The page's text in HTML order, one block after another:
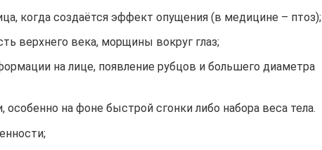
когда создаётся эффект опущения (в медицине – птоз);
верхнего века, морщины вокруг глаз;
на лице, появление рубцов и большего диаметра
на фоне быстрой сгонки либо набора веса тела.